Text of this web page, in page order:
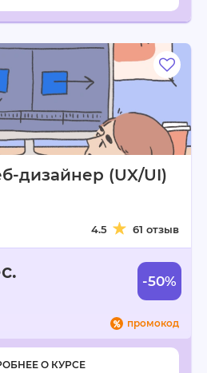
дизайнер (UX/UI)
4.5 61 отзыв
-50%
промокод
О КУРСЕ